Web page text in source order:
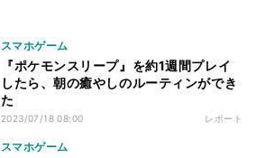
スマホゲーム
『ポケモンスリープ』を約1週間プレイ
したら、朝の癒やしのルーティンができ
た
2023/07/18 08:00 レポート
スマホゲーム